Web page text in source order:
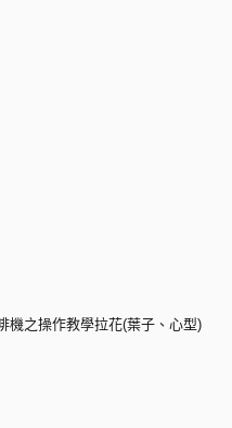
機之操作教學拉花(葉子、心型)